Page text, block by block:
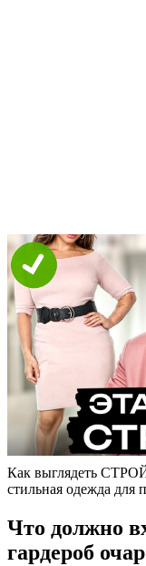
Как выглядеть
стильная одежда для
Что должно
гардероб